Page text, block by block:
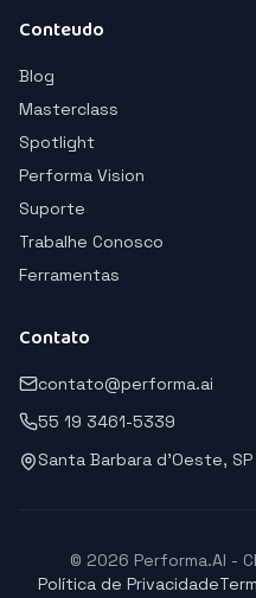
Conteudo
Blog
Masterclass
Spotlight
Performa Vision
Suporte
Trabalhe Conosco
Ferramentas
Contato
contato@performa.ai
55 19 3461-5339
Santa Barbara d'Oeste, SP
© 2026 Performa.AI -
Política de Privacidade